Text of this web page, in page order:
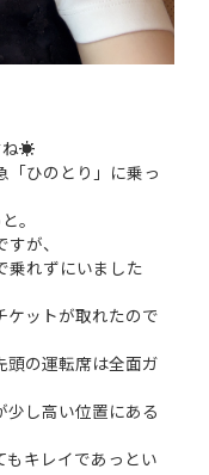
ね☀
「ひのとり」に乗っ
。
が、
乗れずにいました
ケットが取れたので
頭の運転席は全面ガ
少し高い位置にある
もキレイであっとい